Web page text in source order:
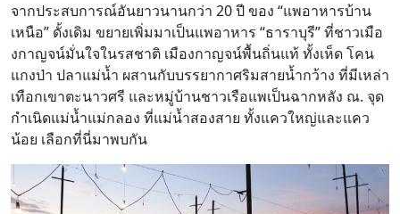
จากประสบการณ์อันยาวนานกว่า 20 ปี ของ “แพอาหารบ้าน
เหนือ” ดั้งเดิม ขยายเพิ่มมาเป็นแพอาหาร “ธาราบุรี” ที่ชาวเมือ
งกาญจน์มั่นใจในรสชาติ เมืองกาญจน์พื้นถิ่นแท้ ทั้งเห็ด โคน
แกงป่า ปลาแม่น้ำ ผสานกับบรรยากาศริมสายน้ำกว้าง ที่มีเหล่า
เทือกเขาตะนาวศรี และหมู่บ้านชาวเรือแพเป็นฉากหลัง ณ. จุด
กำเนิดแม่น้ำแม่กลอง ที่แม่น้ำสองสาย ทั้งแควใหญ่และแคว
น้อย เลือกที่นี่มาพบกัน